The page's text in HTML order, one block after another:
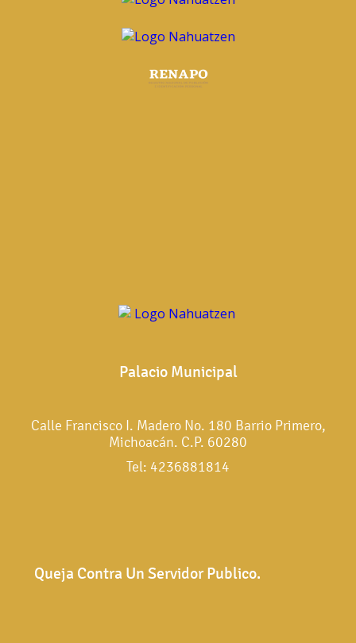
Palacio Municipal
Calle Francisco I. Madero No. 180 Barrio Primero,
Michoacán. C.P. 60280
Tel: 4236881814
Queja Contra Un Servidor Publico.